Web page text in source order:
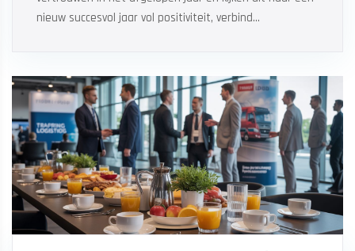
nieuw succesvol jaar vol positiviteit, verbind...